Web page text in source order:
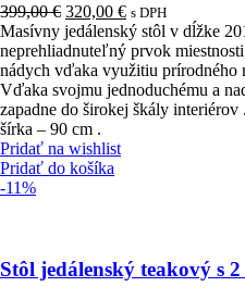
399,00€ Pôvodná
cena
bola:
399,00 €.
320,00 €Aktuálna
cena
je:
320,00 €.
s DPH
Masívny jedálenský stôl v dĺžke
neprehliadnuteľný prvok
nádych vďaka využitiu prírodného
Vďaka svojmu jednoduchému a
zapadne do širokej škály
šírka – 90 cm .
Pridať na wishlist
Pridať do košíka
-11%
Stôl jedálenský teakový s